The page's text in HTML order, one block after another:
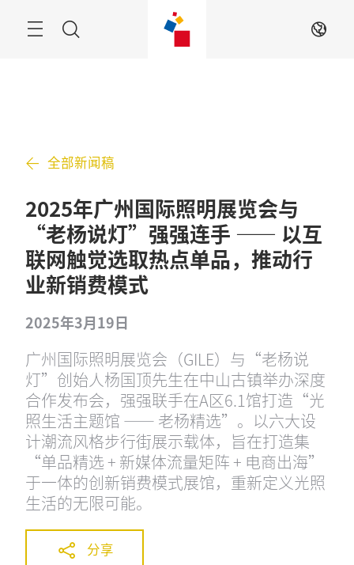
ZH
全部新闻稿
2025年广州国际照明展览会与
“老杨说灯”强强连手 —— 以互
联网触觉选取热点单品，推动行
业新销费模式
2025年3月19日
广州国际照明展览会（GILE）与“老杨说
灯”创始人杨国顶先生在中山古镇举办深度
合作发布会，强强联手在A区6.1馆打造“光
照生活主题馆 —— 老杨精选”。以六大设
计潮流风格步行街展示载体，旨在打造集
“单品精选 + 新媒体流量矩阵 + 电商出海”
于一体的创新销费模式展馆，重新定义光照
生活的无限可能。
分享